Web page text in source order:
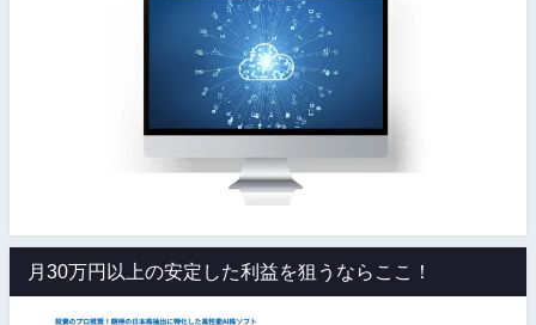
月30万円以上の安定した利益を狙うならここ！